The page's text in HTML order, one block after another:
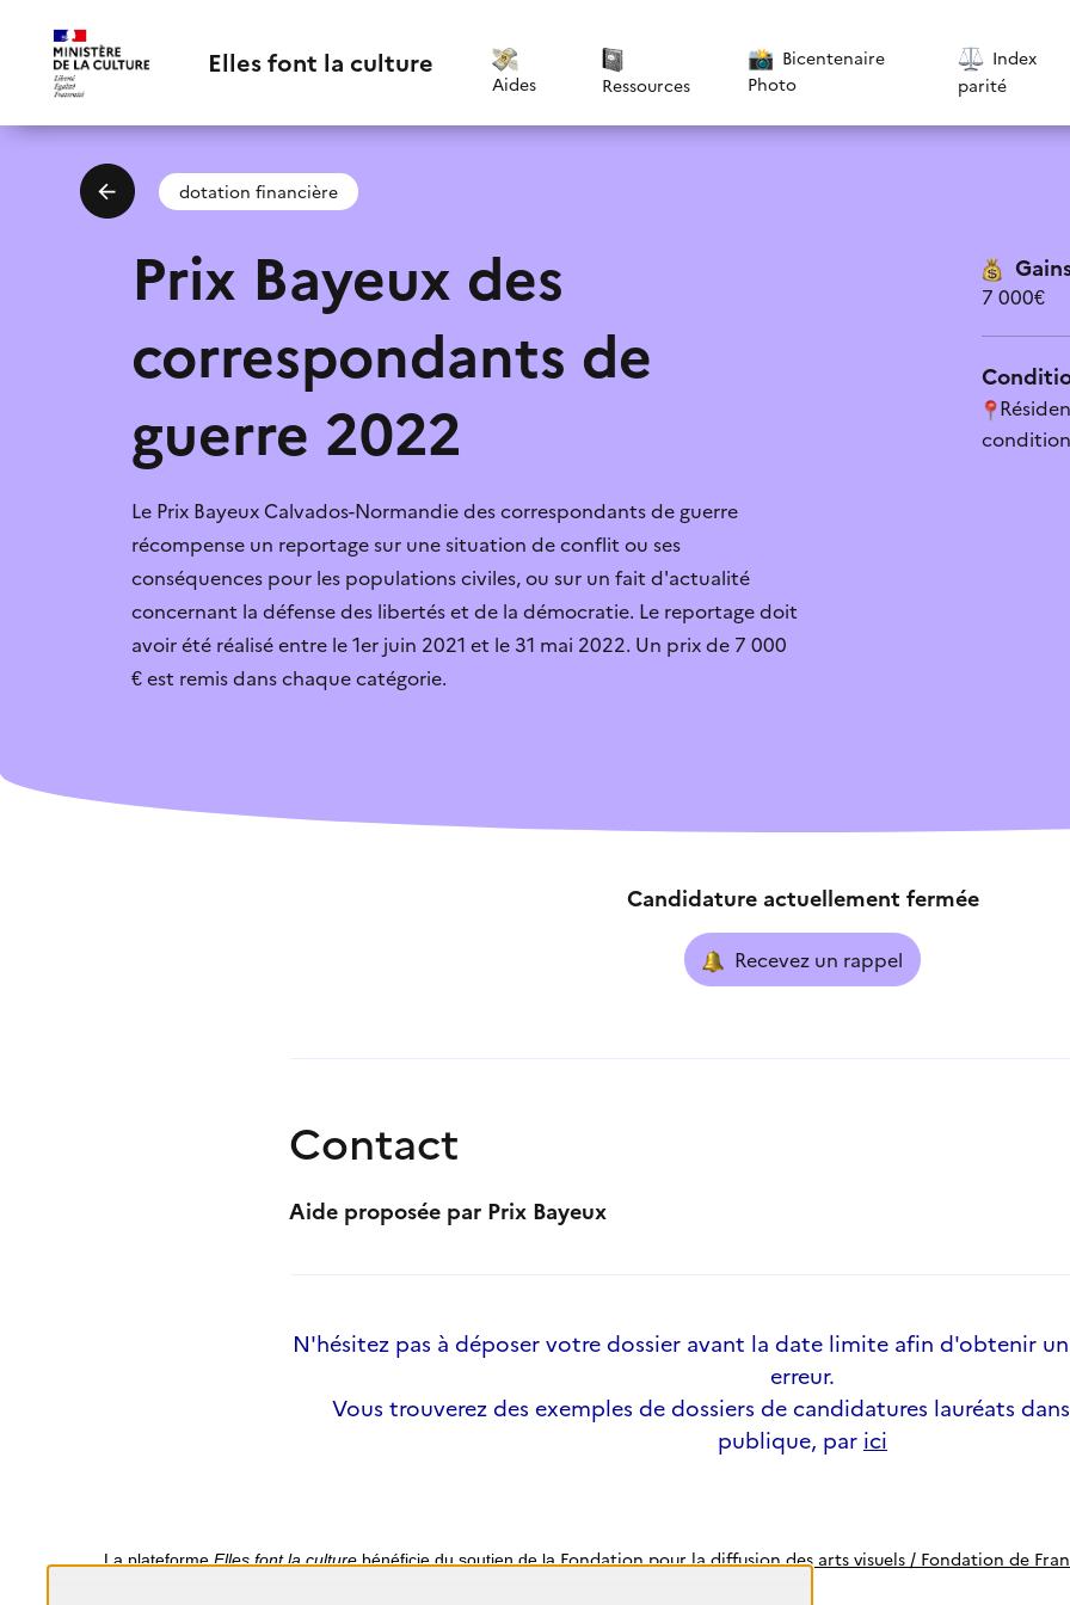
Elles font la culture
Aides Ressources
Bicentenaire
Photo
Index
parité
Suggestions:
Je ne connaissais pas cette aide
Je vais candidater
L’aide n’est pas ouverte
dotation financière
Prix Bayeux des
correspondants de
guerre 2022
Le Prix Bayeux Calvados-Normandie des correspondants de guerre
récompense un reportage sur une situation de conflit ou ses
conséquences pour les populations civiles, ou sur un fait d'actualité
concernant la défense des libertés et de la démocratie. Le reportage doit
avoir été réalisé entre le 1er juin 2021 et le 31 mai 2022. Un prix de 7 000
€ est remis dans chaque catégorie.
7 000€
Candidature actuellement fermée
Recevez un rappel
J'accepte la
Contact
Aide proposée par Prix Bayeux
N'hésitez pas à déposer votre dossier avant la date limite afin d'obtenir
erreur.
Vous trouverez des exemples de dossiers de candidatures lauréats
publique, par ici
La plateformeElles font la culturebénéficie du soutien de laFondation pour la diffusion des arts visuels / Fondation de